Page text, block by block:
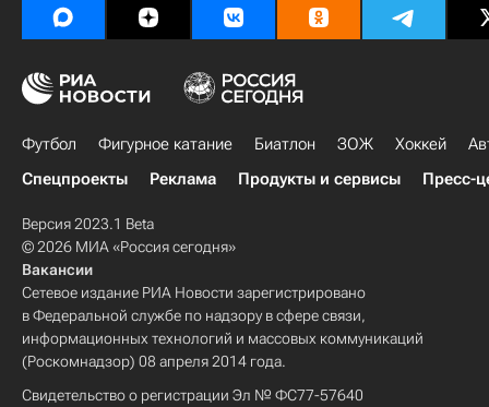
Футбол Фигурное катание Биатлон ЗОЖ Хоккей
Спецпроекты
Реклама Продукты и сервисы Пресс-
Версия 2023.1 Beta
© 2026 МИА «Россия сегодня»
Вакансии
Сетевое издание РИА Новости зарегистрировано
в Федеральной службе по надзору в сфере связи,
информационных технологий и массовых коммуникаций
(Роскомнадзор) 08 апреля 2014 года.
Свидетельство о регистрации Эл № ФС77-57640